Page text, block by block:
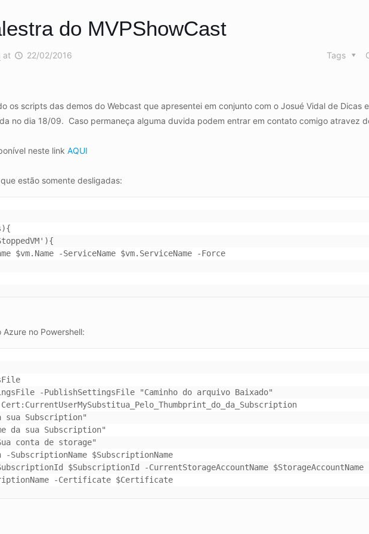
do MVPShowCast
at 22/02/2016 Tags
os scripts das demos do Webcast que apresentei em conjunto com o Josué Vidal de Dicas
no dia 18/09. Caso permaneça alguma duvida podem entrar em contato comigo atravez
neste linkAQUI
estão somente desligadas:
no Powershell:
-PublishSettingsFile "Caminho do arquivo Baixado"
sua Subscription"
da sua Subscription"
conta de storage"
$SubscriptionName
$SubscriptionId -CurrentStorageAccountName $StorageAccountName